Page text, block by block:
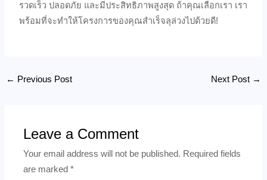
รวดเร็ว ปลอดภัย และมีประสิทธิภาพสูงสุด ถ้าคุณเลือกเรา เรา
พร้อมที่จะทำให้โครงการของคุณสำเร็จลุล่วงไปด้วยดี!
← Previous Post Next Post →
Leave a Comment
Your email address will not be published. Required fields
are marked*